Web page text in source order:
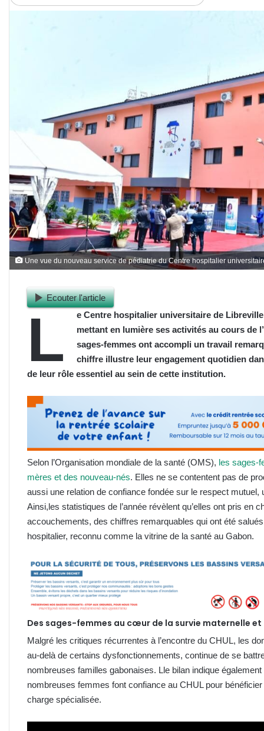
Une vue du nouveau service de pédiatrie du Centre hospitalier
Ecouter l'article
L
e Centre hospitalier universitaire de
mettant en lumière ses activités au cours de
sages-femmes ont accompli un travail
chiffre illustre leur engagement quotidien
de leur rôle essentiel au sein de cette institution.
Selon l’Organisation mondiale de la santé (OMS), les sages-
mères et des nouveau-nés. Elles ne se contentent pas de
aussi une relation de confiance fondée sur le respect
Ainsi,les statistiques de l’année révèlent qu’elles ont pris en
accouchements, des chiffres remarquables qui ont été
hospitalier, reconnu comme la vitrine de la santé au Gabon.
Des sages-femmes au cœur de la survie maternelle
Malgré les critiques récurrentes à l’encontre du CHUL, les
au-delà de certains dysfonctionnements, continue de se
nombreuses familles gabonaises. Lle bilan indique
nombreuses femmes font confiance au CHUL pour
charge spécialisée.